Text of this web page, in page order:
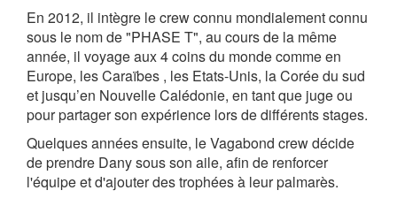
En 2012, il intègre le crew connu mondialement connu
sous le nom de "PHASE T", au cours de la même
année, il voyage aux 4 coins du monde comme en
Europe, les Caraïbes , les Etats-Unis, la Corée du sud
et jusqu’en Nouvelle Calédonie, en tant que juge ou
pour partager son expérience lors de différents stages.
Quelques années ensuite, le Vagabond crew décide
de prendre Dany sous son aile, afin de renforcer
l'équipe et d'ajouter des trophées à leur palmarès.